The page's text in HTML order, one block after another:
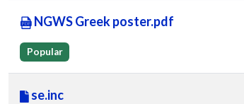
NGWS Greek poster.pdf
Popular
se.inc